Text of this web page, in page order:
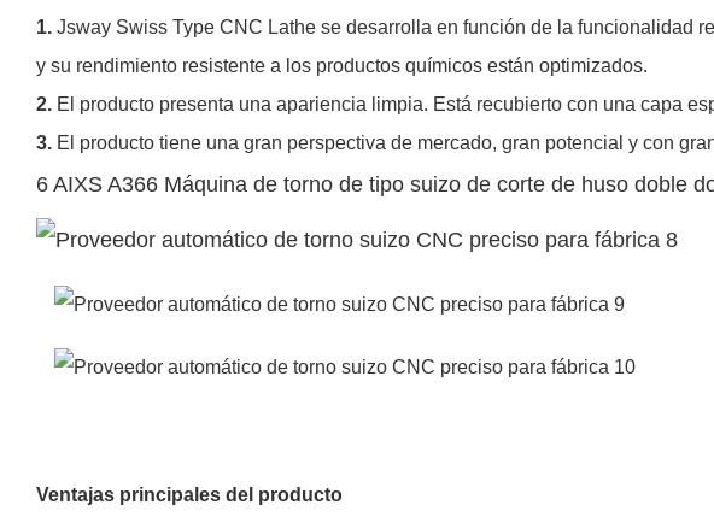
1. Jsway Swiss Type CNC Lathe se desarrolla en función de la funcionalidad
y su rendimiento resistente a los productos químicos están optimizados.
2. El producto presenta una apariencia limpia. Está recubierto con una capa
3. El producto tiene una gran perspectiva de mercado, gran potencial y con
6 AIXS A366 Máquina de torno de tipo suizo de corte de huso doble
Ventajas principales del producto